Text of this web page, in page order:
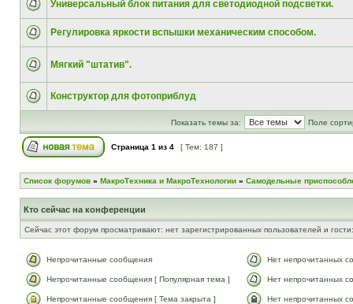
Универсальный блок питания для светодиодной подсветки.
Регулировка яркости вспышки механическим способом.
Мягкий "штатив".
Конструктор для фотоприблуд
Показать темы за: Поле
Страница 1 из 4 [ Тем: 187 ]
Список форумов » МакроТехника и МакроТехнологии » Самодельные
Кто сейчас на конференции
Сейчас этот форум просматривают: нет зарегистрированных пользователей и
Непрочитанные сообщения Нет непрочитанных
Непрочитанные сообщения [ Популярная тема ] Нет непрочитанных
Непрочитанные сообщения [ Тема закрыта ] Нет непрочитанных